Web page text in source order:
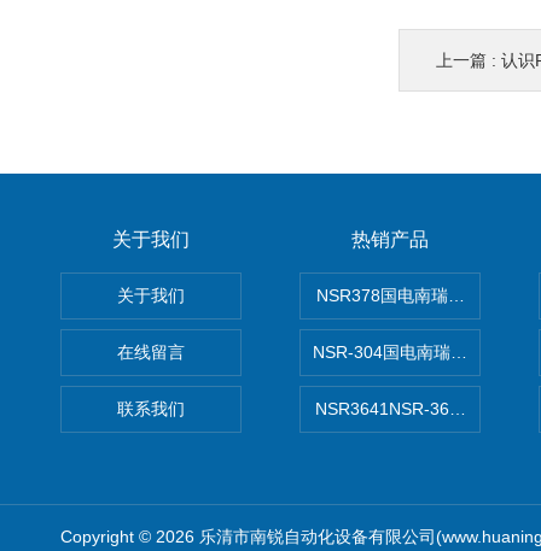
上一篇 : 认识
关于我们
关于我们
在线留言
联系我们
热销产品
NSR378国电南瑞NSR-378变
NSR-304国电南瑞NSR-304
NSR3641NSR-3641系列备用
Copyright © 2026 乐清市南锐自动化设备有限公司